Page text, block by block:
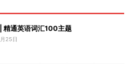
精通英语词汇100主题
25日